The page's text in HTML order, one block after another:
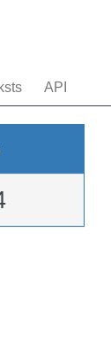
API